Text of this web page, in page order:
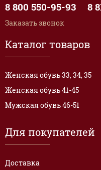
Каталог товаров
Женская обувь 33, 34, 35
Женская обувь 41-45
Мужская обувь 46-51
Для покупателей
Доставка
8 800 550-95-93 8
Заказать звонок